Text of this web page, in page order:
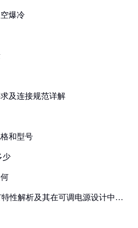
爆冷
及连接规范详解
和型号
少
特性解析及其在可调电源设计中的